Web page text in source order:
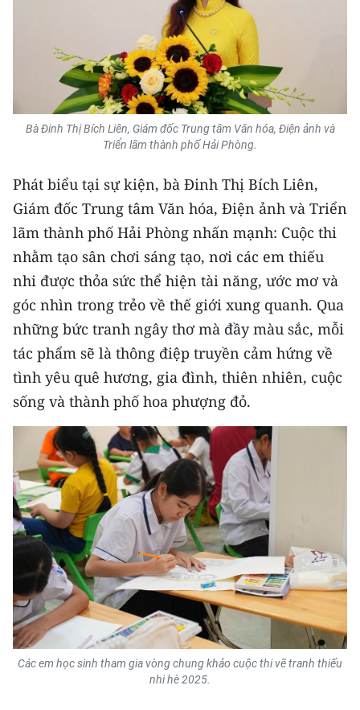
TIN ĐỊA PHƯƠNG
Trung du và miền núi phía Bắc
Đồng bằng sông Hồng
Bắc Trung Bộ
Duyên hải Nam Trung Bộ và Tây
Nguyên
Đông Nam Bộ
Đồng bằng sông Cửu Long
Chuyên trang Hà Nội
Chuyên trang TP. Hồ Chí Minh
CHUYÊN ĐỀ
CÁC CHUYÊN TRANG
VỀ BÁO NHÂN DÂN
THỜI NAY
NHÂN DÂN CUỐI TUẦN
NHÂN DÂN HẰNG THÁNG
MUA BÁO
ĐỌC BÁO IN
Bà Đinh Thị Bích Liên, Giám đốc Trung tâm Văn hóa, Điện ảnh và
Triển lãm thành phố Hải Phòng.
Phát biểu tại sự kiện, bà Đinh Thị Bích Liên,
Giám đốc Trung tâm Văn hóa, Điện ảnh và Triển
lãm thành phố Hải Phòng nhấn mạnh: Cuộc thi
nhằm tạo sân chơi sáng tạo, nơi các em thiếu
nhi được thỏa sức thể hiện tài năng, ước mơ và
góc nhìn trong trẻo về thế giới xung quanh. Qua
những bức tranh ngây thơ mà đầy màu sắc, mỗi
tác phẩm sẽ là thông điệp truyền cảm hứng về
tình yêu quê hương, gia đình, thiên nhiên, cuộc
sống và thành phố hoa phượng đỏ.
Các em học sinh tham gia vòng chung khảo cuộc thi vẽ tranh thiếu
nhi hè 2025.